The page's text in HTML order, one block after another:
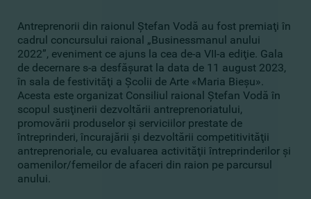
Antreprenorii din raionul Ştefan Vodă au fost premiaţi în
cadrul concursului raional „Businessmanul anului
2022”, eveniment ce ajuns la cea de-a VII-a ediţie. Gala
de decernare s-a desfăşurat la data de 11 august 2023,
în sala de festivităţi a Şcolii de Arte «Maria Bieşu».
Acesta este organizat Consiliul raional Ştefan Vodă în
scopul susţinerii dezvoltării antreprenoriatului,
promovării produselor şi serviciilor prestate de
întreprinderi, încurajării şi dezvoltării competitivităţii
antreprenoriale, cu evaluarea activităţii întreprinderilor şi
oamenilor/femeilor de afaceri din raion pe parcursul
anului.